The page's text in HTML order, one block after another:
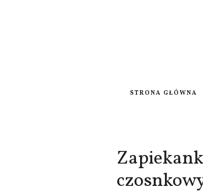
STRONA GŁÓWNA